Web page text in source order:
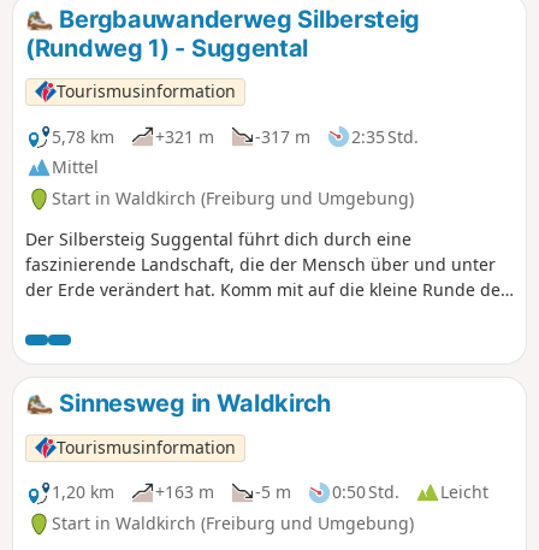
tolles Erlebnis.
Bergbauwanderweg Silbersteig
(Rundweg 1) - Suggental
Tourismusinformation
5,78 km
+321 m -317 m
2:35 Std.
Mittel
Start in Waldkirch (Freiburg und Umgebung)
Der Silbersteig Suggental führt dich durch eine
faszinierende Landschaft, die der Mensch über und unter
der Erde verändert hat. Komm mit auf die kleine Runde des
ungefähr 40 Minuten zum heutigen Besucherbergwerk.
Dort siehst Du den Stolleneingang des St. Anna Stollens,
einige Grubenwagen, mit denen das Erz aus den Stollen
gefördert wurde und den Turm des Förderschachts.
Sinnesweg in Waldkirch
Tourismusinformation
1,20 km
+163 m -5 m 0:50 Std.
Leicht
Start in Waldkirch (Freiburg und Umgebung)